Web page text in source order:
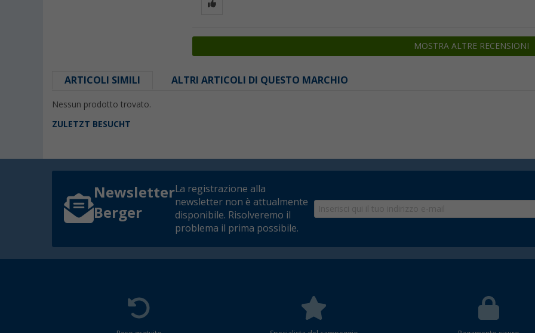
MOSTRA ALTRE RECENSIONI
ARTICOLI SIMILI ALTRI ARTICOLI DI QUESTO MARCHIO
Nessun prodotto trovato.
ZULETZT BESUCHT
Newsletter
Berger
La registrazione alla
newsletter non è attualmente
disponibile. Risolveremo il
problema il prima possibile.